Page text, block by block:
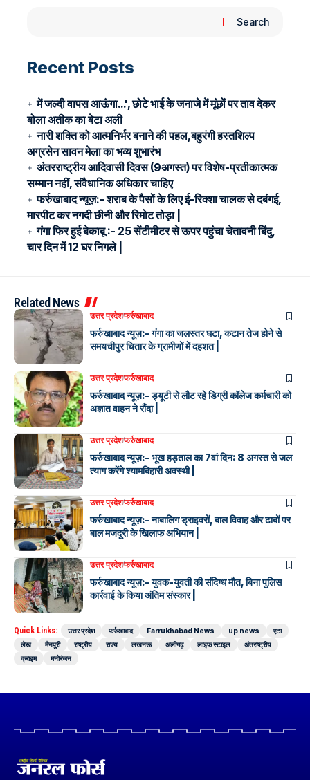
Search
Recent Posts
में जल्दी वापस आऊंगा…', छोटे भाई के जनाजे में मूंछों पर ताव देकर
बोला अतीक का बेटा अली
नारी शक्ति को आत्मनिर्भर बनाने की पहल,बहुरंगी हस्तशिल्प
अग्रसेन सावन मेला का भव्य शुभारंभ
अंतरराष्ट्रीय आदिवासी दिवस (9अगस्त) पर विशेष-प्रतीकात्मक
सम्मान नहीं, संवैधानिक अधिकार चाहिए
फर्रुखाबाद न्यूज़:- शराब के पैसों के लिए ई-रिक्शा चालक से दबंगई,
मारपीट कर नगदी छीनी और रिमोट तोड़ा |
गंगा फिर हुई बेकाबू :- 25 सेंटीमीटर से ऊपर पहुंचा चेतावनी बिंदु,
चार दिन में 12 घर निगले |
Related News
उत्तर प्रदेशफर्रुखाबाद
फर्रुखाबाद न्यूज़:- गंगा का जलस्तर घटा, कटान तेज होने से
समयचीपुर चितार के ग्रामीणों में दहशत |
उत्तर प्रदेशफर्रुखाबाद
फर्रुखाबाद न्यूज़:- ड्यूटी से लौट रहे डिग्री कॉलेज कर्मचारी को
अज्ञात वाहन ने रौंदा |
उत्तर प्रदेशफर्रुखाबाद
फर्रुखाबाद न्यूज़:- भूख हड़ताल का 7वां दिन: 8 अगस्त से जल
त्याग करेंगे श्यामबिहारी अवस्थी |
उत्तर प्रदेशफर्रुखाबाद
फर्रुखाबाद न्यूज़:- नाबालिग ड्राइवरों, बाल विवाह और ढाबों पर
बाल मजदूरी के खिलाफ अभियान |
उत्तर प्रदेशफर्रुखाबाद
फर्रुखाबाद न्यूज़:- युवक-युवती की संदिग्ध मौत, बिना पुलिस
कार्रवाई के किया अंतिम संस्कार |
Quick Links: उत्तर प्रदेश फर्रुखाबाद Farrukhabad News up news
एटा
लेख
मैनपुरी राष्ट्रीय राज्य लखनऊ अलीगढ़ लाइफ स्टाइल
अंतराष्ट्रीय
क्राइम
मनोरंजन